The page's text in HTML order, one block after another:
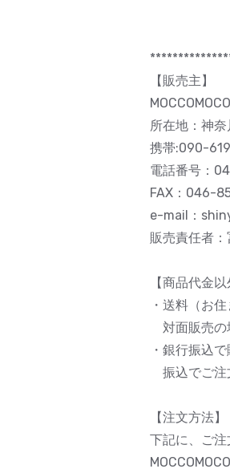
【販売主】
所在地：神
携帯:090-
電話番号：
FAX：046-
e-mail：
販売責任者
【商品代金
・送料（お
対面販売の
・銀行振込
振込でご注
【注文方法】
下記に、ご注